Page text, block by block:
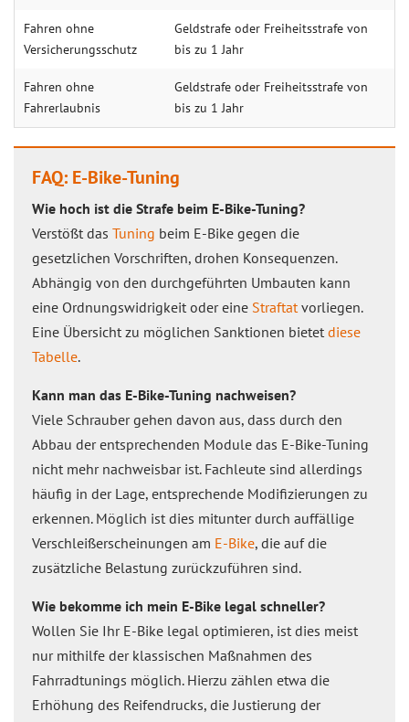
Fahren ohne
Versicherungsschutz
Geldstrafe oder Freiheitsstrafe von
bis zu 1 Jahr
Fahren ohne
Fahrerlaubnis
Geldstrafe oder Freiheitsstrafe von
bis zu 1 Jahr
FAQ: E-Bike-Tuning
Wie hoch ist die Strafe beim E-Bike-Tuning?
Verstößt das Tuning beim E-Bike gegen die
gesetzlichen Vorschriften, drohen Konsequenzen.
Abhängig von den durchgeführten Umbauten kann
eine Ordnungswidrigkeit oder eine Straftatvorliegen.
Eine Übersicht zu möglichen Sanktionen bietet diese
Tabelle.
Kann man das E-Bike-Tuning nachweisen?
Viele Schrauber gehen davon aus, dass durch den
Abbau der entsprechenden Module das E-Bike-Tuning
nicht mehr nachweisbar ist. Fachleute sind allerdings
häufig in der Lage, entsprechende Modifizierungen zu
erkennen. Möglich ist dies mitunter durch auffällige
Verschleißerscheinungen am E-Bike, die auf die
zusätzliche Belastung zurückzuführen sind.
Wie bekomme ich mein E-Bike legal schneller?
Wollen Sie Ihr E-Bike legal optimieren, ist dies meist
nur mithilfe der klassischen Maßnahmen des
Fahrradtunings möglich. Hierzu zählen etwa die
Erhöhung des Reifendrucks, die Justierung der